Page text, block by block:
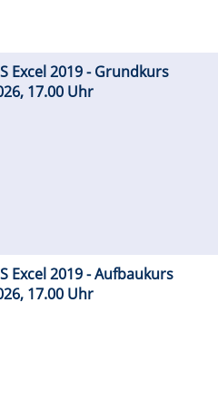
Excel 2019 - Grundkurs
17.00 Uhr
Excel 2019 - Aufbaukurs
17.00 Uhr